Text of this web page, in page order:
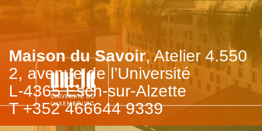
Maison du Savoir, Atelier 4.550
2, avenue de l’Université
L-4365 Esch-sur-Alzette
T +352 466644 9339